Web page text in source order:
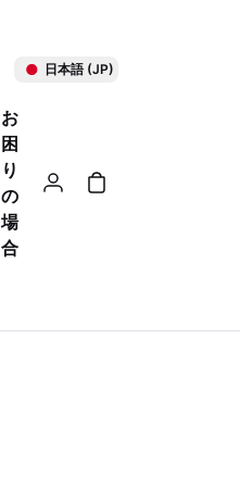
日本語 (JP)
お
困
り
の
場
合